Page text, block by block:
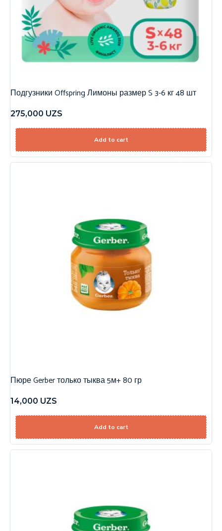
Подгузники Offspring Лимоны размер S 3-6 кг 48 шт
275,000 UZS
Add to cart
Пюре Gerber только тыква 5м+ 80 гр
14,000 UZS
Add to cart